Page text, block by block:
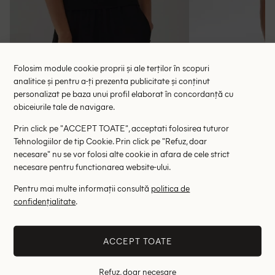
Bluza Someday, negru
64.00 lei 127.00 lei
RRP: 399.00 lei
40 42
Altii au fost interesati de
Folosim module cookie proprii și ale terților în scopuri
analitice și pentru a-ți prezenta publicitate și conținut
personalizat pe baza unui profil elaborat în concordanță cu
obiceiurile tale de navigare.
Prin click pe "ACCEPT TOATE", acceptati folosirea tuturor
Tehnologiilor de tip Cookie. Prin click pe "Refuz, doar
necesare" nu se vor folosi alte cookie in afara de cele strict
necesare pentru functionarea website-ului.
Pentru mai multe informații consultă politica de
confidențialitate.
ACCEPT TOATE
Refuz, doar necesare